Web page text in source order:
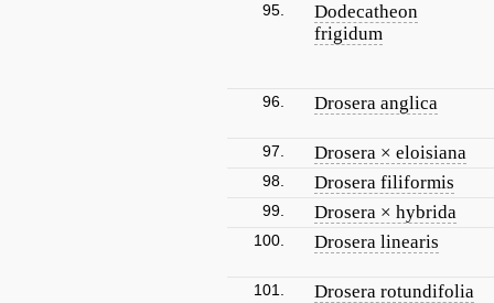
95.
Dodecatheon
frigidum
96. Drosera anglica
97. Drosera × eloisiana
98. Drosera filiformis
99. Drosera × hybrida
100. Drosera linearis
101. Drosera rotundifolia